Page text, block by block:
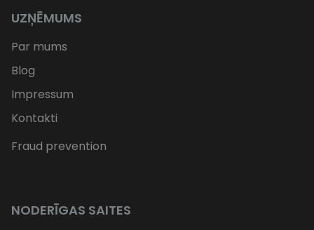
UZŅĒMUMS
Par mums
Blog
Impressum
Kontakti
Fraud prevention
NODERĪGAS SAITES